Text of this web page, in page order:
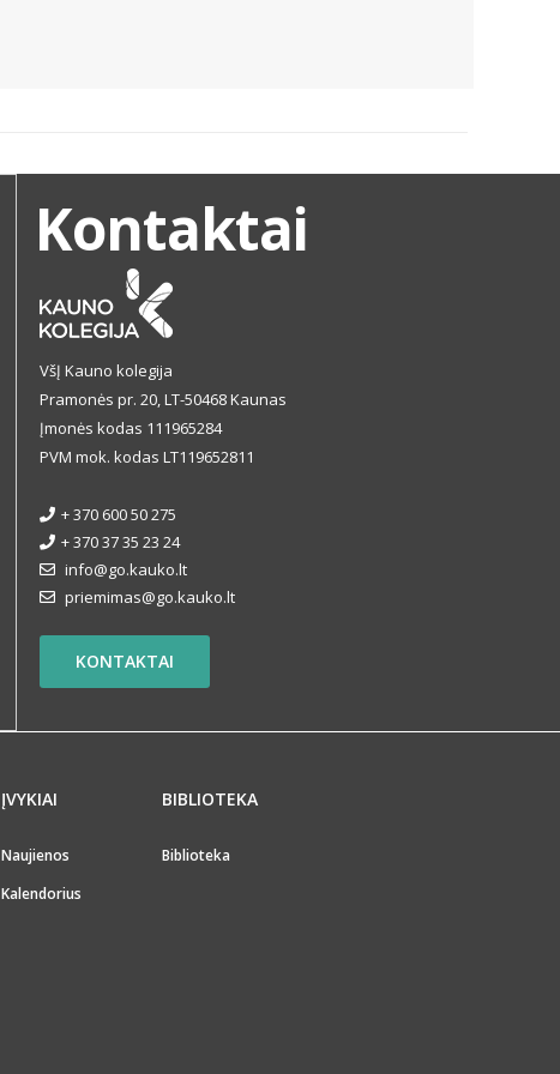
Kontaktai
VšĮ Kauno kolegija
Pramonės pr. 20, LT-50468 Kaunas
Įmonės kodas 111965284
PVM mok. kodas LT119652811
+ 370 600 50 275
+ 370 37 35 23 24
info@go.kauko.lt
priemimas@go.kauko.lt
KONTAKTAI
ĮVYKIAI
Naujienos
Kalendorius
BIBLIOTEKA
Biblioteka